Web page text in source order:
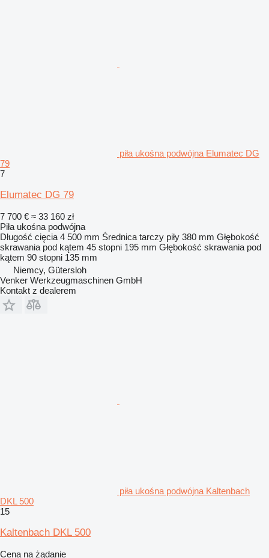
piła ukośna podwójna Elumatec DG
79
7
Elumatec DG 79
7 700 € ≈ 33 160 zł
Piła ukośna podwójna
Długość cięcia 4 500 mm Średnica tarczy piły 380 mm Głębokość
skrawania pod kątem 45 stopni 195 mm Głębokość skrawania pod
kątem 90 stopni 135 mm
Niemcy, Gütersloh
Venker Werkzeugmaschinen GmbH
Kontakt z dealerem
piła ukośna podwójna Kaltenbach
DKL 500
15
Kaltenbach DKL 500
Cena na żądanie